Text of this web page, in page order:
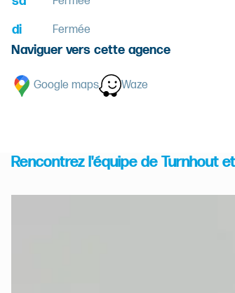
di Fermée
Naviguer vers cette agence
Google maps Waze
Rencontrez l'équipe de Turnhout